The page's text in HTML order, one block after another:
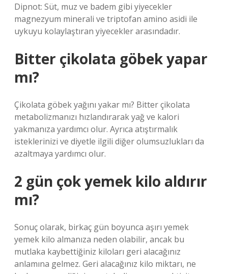
Dipnot: Süt, muz ve badem gibi yiyecekler
magnezyum minerali ve triptofan amino asidi ile
uykuyu kolaylaştıran yiyecekler arasındadır.
Bitter çikolata göbek yapar
mı?
Çikolata göbek yağını yakar mı? Bitter çikolata
metabolizmanızı hızlandırarak yağ ve kalori
yakmanıza yardımcı olur. Ayrıca atıştırmalık
isteklerinizi ve diyetle ilgili diğer olumsuzlukları da
azaltmaya yardımcı olur.
2 gün çok yemek kilo aldırır
mı?
Sonuç olarak, birkaç gün boyunca aşırı yemek
yemek kilo almanıza neden olabilir, ancak bu
mutlaka kaybettiğiniz kiloları geri alacağınız
anlamına gelmez. Geri alacağınız kilo miktarı, ne